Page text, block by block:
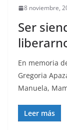
8 noviembre,
Ser
En memoria
Gregoria
Manuela,
Leer más